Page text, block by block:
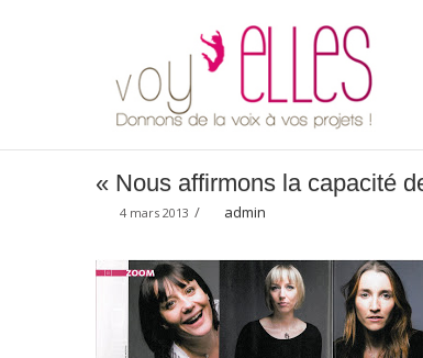
« Nous affirmons la capacité
4 mars 2013 / admin